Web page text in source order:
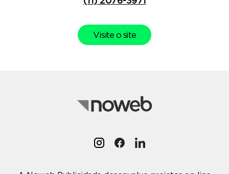
Visite o site